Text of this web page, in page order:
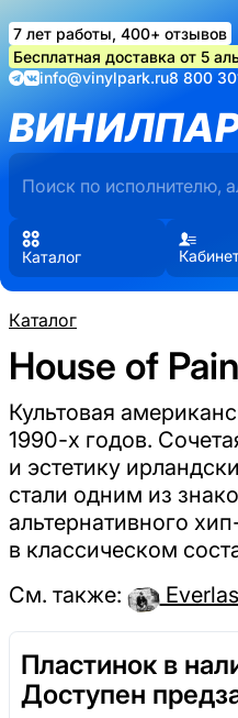
7 лет работы, 400+ отзывов
Бесплатная доставка от 5
info@vinylpark.ru8 800
Каталог
Каталог
House of Pain
Культовая
1990-х годов.
и эстетику
стали одним из
альтернативного
в классическом
См. также:
Пластинок в
Доступен